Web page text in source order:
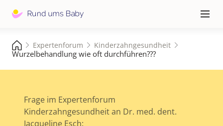
≡
Expertenforum Kinderzahngesundheit
Wurzelbehandlung wie oft durchführen???
Frage im Expertenforum
Kinderzahngesundheit an Dr. med. dent.
Jacqueline Esch: